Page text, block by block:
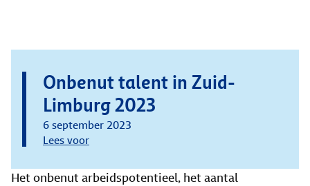
Onbenut talent in Zuid-
Limburg 2023
6 september 2023
Lees voor
Het onbenut arbeidspotentieel, het aantal